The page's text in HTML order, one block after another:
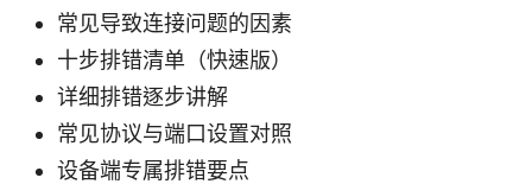
常见导致连接问题的因素
十步排错清单（快速版）
详细排错逐步讲解
常见协议与端口设置对照
设备端专属排错要点